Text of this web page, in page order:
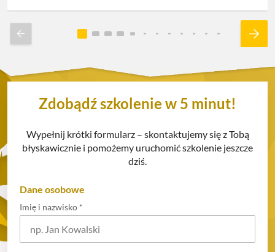
Zdobądź szkolenie w 5 minut!
Wypełnij krótki formularz – skontaktujemy się z Tobą
błyskawicznie i pomożemy uruchomić szkolenie jeszcze
dziś.
Dane osobowe
Imię i nazwisko *